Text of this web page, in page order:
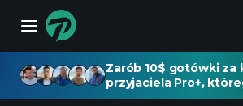
Zarób 10$ gotówki za
przyjaciela Pro+,